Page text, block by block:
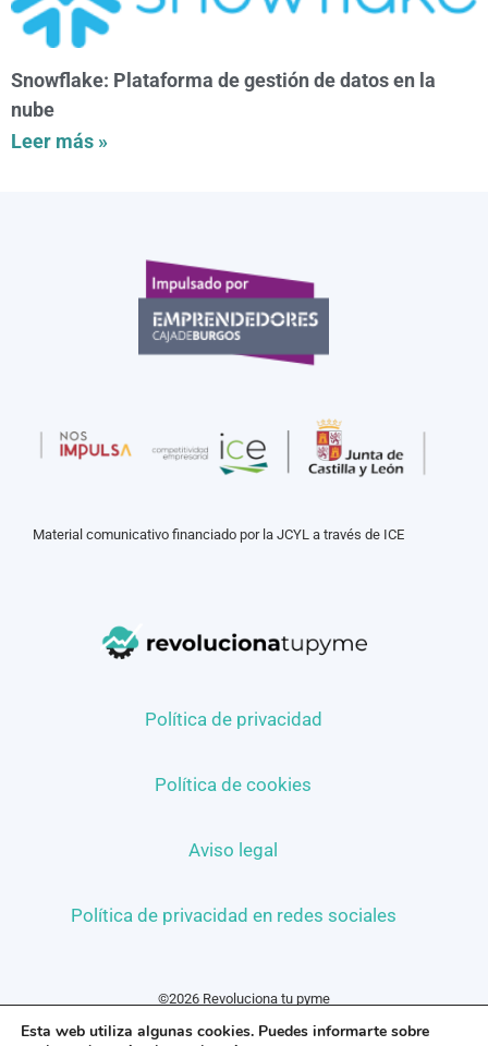
Snowflake: Plataforma de gestión de datos en la
nube
Leer más »
Material comunicativo financiado por la JCYL a través de ICE
Política de privacidad
Política de cookies
Aviso legal
Política de privacidad en redes sociales
©2026 Revoluciona tu pyme
Esta web utiliza algunas cookies. Puedes informarte sobre